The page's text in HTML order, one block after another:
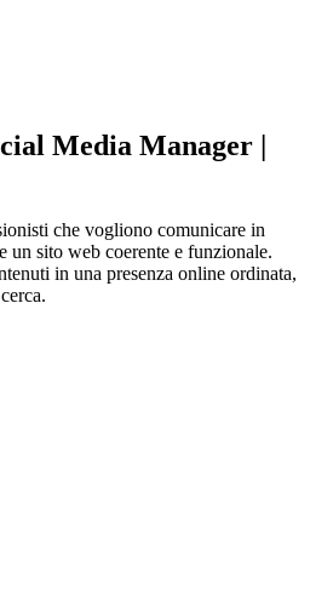
Media Manager |
che vogliono comunicare in
un sito web coerente e funzionale.
in una presenza online ordinata,